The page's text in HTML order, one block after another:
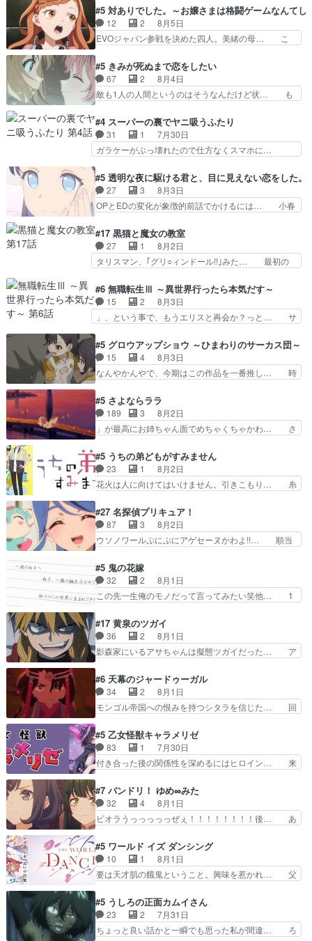
primevideoで視聴しまし… 前回同様『イノセン
ス』を含む押井・神山版… 第５話「EPISODEラ
ストの母親の気持…
ナがチートすぎる笑アルは最初から自分… プラネ
ット・ウィズ展開アツいな「騎士狩猟… 麦茶どこ
ろかタイトル通り麦茶の出涸らしぐ… 第５話を
ABEMAで視聴しました。視聴に… 復讐に燃える
が“萌え”なのでこの娘が皇帝… ウサギ好きそうな
王女殿下がかわいい。幼馴… ついに始まった狩猟
祭。エルナの活躍で上位…
#5 対ありでした。～お嬢さまは格闘ゲームなんてし
12 2
8月5日
EVOジャパン参戦を決めた四人。美緒の母… こ
目は気品溢れてるのに中身は…美緒ママ… テー
マ：格ゲー大会に行くには？感想は、美… 大会を
前に格ゲー熱が高まる一方、百合の本… 東京で開
催される格ゲー大会に参加すること… Japanに向
めに東京へ!/でも観光よ… 旅の支度全部やってく
れる先輩、なんだかん… 第５話をｄアニメストア
で視聴しました。視…
#5 きみが死ぬまで恋をしたい
67 2
8月4日
敵も1人の人間というのはそうなんだけど状… も
を人間に戻して欲しいでも自分達が代わ… ご視聴
ありがとうございました見るたびに切… 誰かと思
ったらちゅー先輩か。しれっと相方… 第５話感
想：コ□した相手にも家族や…､戦… つらい回
ナとミミも可愛かった2人の関係… 確かに相手に
も家族や大切な人はいるけど、… 白シャツが作業
着みたいなもんなんですかね…
#4 スーパーの裏でヤニ吸うふたり
31 1
7月30日
ガラケーがぶっ壊れたので仕方なくスマホに…
はり出オチ感が否めず、エピソードの打率… 田山
さんが佐々木さんに沼っていく…こんな… 佐々木
さん、腕フェチなんですね笑最近まじ… 佐々木が
ガラケーからスマホに変えるって、… もうドラマ
ゃわない？佐々木さんの優しさ… 先行で見た時よ
り2人のやり取りに癒しを感… ABEMA版の7〜8
話佐々木が実年齢以上…
#5 透明な夜に駆ける君と、目に見えない恋をした。
27 3
8月3日
OPとEDの変化が象徴的前話でかけるには… 小春
か、こんな風に見えてるのかぁ。かける… 完全な
両片思いになりましたねぇ…OPとE… 余計な物
は描かず白く靄がかった小春ちゃん… 光も感じな
い完全な盲目なんやね…おめかし… 母役に能登さ
も描かれていて良かった本当… 股に海豚を挟み水
上バスでの会話を反芻…恋… OPEDとも無人バー
ジョンから主人公２人…
#17 黒猫と魔女の教室
27 1
8月2日
タリスマン、｢グリ○ィンドール!!｣みた… 最初の
ホントスピカが大好きだよね。ツン… 一等級ポテ
ンシャルのアリアちゃん可愛くて… そういや、ア
リアは能力は最上級のくせに、… とうとうアリア
と直接競う場がきたこれまで… 毎度ながらのスピ
マン趣味ダダ漏れで好き… 期末試験が始まろうと
しておりスピカは対策… 能力鑑定胸像タリスマン
氏容姿も評価してし…
#6 無職転生Ⅲ ～異世界行ったら本気だす～
15 2
8月3日
」、という事で、もうエリスと再会か？っと… サ
関係の清算が粛々と進められているサラ… サラと
の関係に対して完全に「昔の女」とし… ルーシー
にデレるルディが完全に親バカで微… サラとは会
ってほしいちゃんとした別れ方し… サラは未練0
キャラモヤモヤする別れ方だ… 役で出演させてい
ただきました！よろしくお… 毎クールメインヒロ
インを好きになっちゃう…
#5 グロウアップショウ ～ひまわりのサーカス団～
15 4
8月3日
なんやかんやで、今期はこの作品を一番推し… 時
愛すぎるな楠木ともりちゃんのね… デフォルメさ
れた表情が特に多かったのが印… 葵＆茜の回も良
きでした。あの証拠写真、ひ… 互いが互いのこと
を想っているのにすれ違っ… 第５話をｄアニメス
んと練習したい〟と言… 本当この作品は「キャ
ラ」を活かすのがうま… みずかちゃんの介入で双
子の仲にヒビが………
#5 さよならララ
189 3
8月2日
」が最高にお姉ちゃん面でめちゃくちゃかわ… さ
を振り切ってみんなに謝ったララの思い… 仕事に
馴染めない辺り観ていて苦しいところ… ララちゃ
んの事情はもう少し皆に話して良い… ララと茉里
とで初のアルバイト。七転八倒し… 労働するプリ
てケーキ食べて、帰りにカメ… ララが働く事での
てんやわんや。働いて大変… 地道に働き人と関わ
る日々の中に愛を見いだ…
#5 うちの弟どもがすみません
23 1
8月2日
花火は人に向けてはいけません。引きこもり… 糸
お名前を見たんだけどあの中村大樹さん… 糸ちゃ
んカッケー、色んな意味でwゲームが… 姉から性
的興奮覚えてないよね？なんて言わ… テーマ：引
きこもりの理由感想は、久しぶり… 元ゲーマーな
んの距離感おかしいね(*´… 糸と源ははよ好きお
うとると言わんかい！引… ショウくんと対等に話
すためにゲームをする…
#27 名探偵プリキュア！
87 3
8月2日
ウソノワールぷにぷにアゲセーヌかわよ!!… 順当
取り戻し正式に探偵事務所で働き始め… ポワロ、
元ネタを解説して原作に誘導するの… くれあさん
の探偵としての初事件にしてちょ… ・急にクイズ
番組が始まったw・妖精ウソノ… るるかの助手だ
の！？クレアさん探偵すぎ… 突然のポアロクイズ
は草なんよ。んで、あん… 今回からついにくれあ
が探偵事務所の仲間に…
#5 鬼の花嫁
32 2
8月1日
この先一生俺のモノだって言ってみたい笑他… 1
さん柚子に18年分の誕生日プレゼント… 柚子は
鬼龍院家から初めて学校に通う事にな… プレゼン
ト攻撃ヤバすぎるwwwヴァイオレ… 玲夜さまサ
プライズの、これまでの柚子ちゃ… 玲夜から柚子
んへ…もう中学生な… 梅原の人が18歳になるま
での誕生プレゼン… なよなよした男（cv石田彰）
梅ちゃんがた…
#17 黄泉のツガイ
36 2
8月1日
影森家にいるアサちゃんは擬態ツガイだった… ア
にアサはいなかった逆にガブちゃんはい… 影森の
当主が際限なくツガイを増やせるのに… 今回はも
うガブちゃんさんの悲鳴にも似た怒… ユルと戦っ
た時から伏線が張られていたのが… しかしアサ
い筈のガブちゃん、アキオの… 色々とひっかけが
あって、最終的に嫌な終わ… ゴンゾウが従える大
量のツガイに何事かと思…
#6 天幕のジャードゥーガル
34 2
8月1日
モンゴル帝国への恨みを持つシタラを信じた… 回
タイの妃になってもその心は晴れず、モ… ドレゲ
ネの過去、宝石だった彼女が人になり… ドレゲネ
の過去、、辛かった、、あのジャタ… 年上旦那が
良い人でも、女は宝石でただ笑っ… ダイルの儀式
過去には同情の言葉しか…シ… 奥様に悲しい過
去…萌え袖が可愛いね、と思… ドレゲネとシタ
ラ、2人だけの同盟が結成さ…
#5 乙女怪獣キャラメリゼ
83 1
7月30日
付き合った後の関係性を深めるにはヒロイン… 来
とメスってて何この可愛い生物。クラス… 付き合
い始めたら始めたでまた違った悩みが… と一歩ず
つ踏み出す黒絵ちゃん微笑ま新汰の… ツインテー
ルが可愛いお茶目な妹ちゃんです… しかも過去も
らっしゃるからかしらお顔が… 黒絵「怪獣に憧れ
るのはいいけど自分自身が… 素の自分はどちらな
のかはまだ不明だが見せ…
#7 バンドリ！ ゆめ∞みた
32 4
8月1日
ビオラうっっっっっぜぇ！！！！！！！！後… あ
ラが悪魔すぎて気分が悪くなってきたこ… 声優ま
とめました(７話まで)仲町あられ/… ビオラの策略
がバッチリ嵌って最高wwwこ… 自信あれば評価
なんて気にしないし、充実し… ・バーチャルだけ
け？と思ったら歌唱シーン… の、らいぶシーン
＿!!­­--­­--­… それだけでええやん！！しかし、ビオラ
が仕…
#5 ワールド イズ ダンシング
10 1
8月1日
要は天才肌の餓鬼ということ。興味を惹かれ… 父
の鬼夜叉と田楽の増次郎。小さないざこ… 着眼点
は良くとも、先鋭的すぎるのか。芸能… 鬼夜叉は
石也と共に観世座をあとにし、三条… 観世座を離
れ、三条坊門御所で日々を送る鬼… 「お前(鬼夜
#5 うしろの正面カムイさん
23 2
7月31日
ちょっと良い話かと一瞬でも思った私が間違… ろ